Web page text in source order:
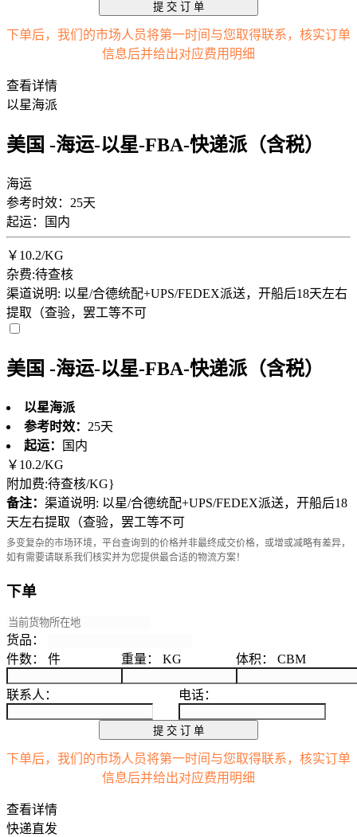
提 交 订 单
下单后，我们的市场人员将第一时间与您取得联系，核实订单
信息后并给出对应费用明细
查看详情
以星海派
美国 -海运-以星-FBA-快递派（含税）
海运
参考时效：25天
起运：国内
￥ 10.2/KG
杂费:待查核
渠道说明: 以星/合德统配+UPS/FEDEX派送，开船后18天左右
提取（查验，罢工等不可
美国 -海运-以星-FBA-快递派（含税）
以星海派
参考时效： 25天
起运：
国内
￥ 10.2/KG
附加费:待查核/KG}
备注： 渠道说明: 以星/合德统配+UPS/FEDEX派送，开船后18
天左右提取（查验，罢工等不可
多变复杂的市场环境，平台查询到的价格并非最终成交价格，或增或减略有差异，
如有需要请联系我们核实并为您提供最合适的物流方案！
下单
货品：
件数：
件 重量： KG 体积： CBM
联系人： 电话：
提 交 订 单
下单后，我们的市场人员将第一时间与您取得联系，核实订单
信息后并给出对应费用明细
查看详情
快递直发